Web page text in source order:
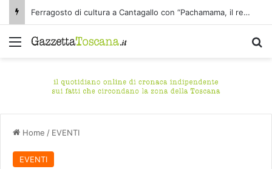
Ferragosto di cultura a Cantagallo con “Pachamama, il respiro della terra”
Menu
Home / EVENTI
EVENTI